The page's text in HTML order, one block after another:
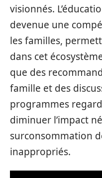
visionnés.
devenue une
les familles,
dans cet
que des
famille et des
programmes
diminuer l’impact
surconsommation
inappropriés.